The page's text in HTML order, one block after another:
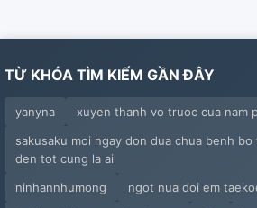
TỪ KHÓA TÌM KIẾM GẦN ĐÂY
yanyna xuyen thanh vo truoc cua nam
sakusaku moi ngay don dua chua benh
den tot cung la ai
ninhannhumong
ngot nua doi em